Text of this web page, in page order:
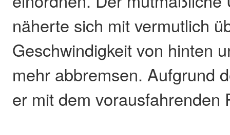
näherte sich mit vermutlich
Geschwindigkeit von hinten
mehr abbremsen. Aufgrund
er mit dem vorausfahrenden